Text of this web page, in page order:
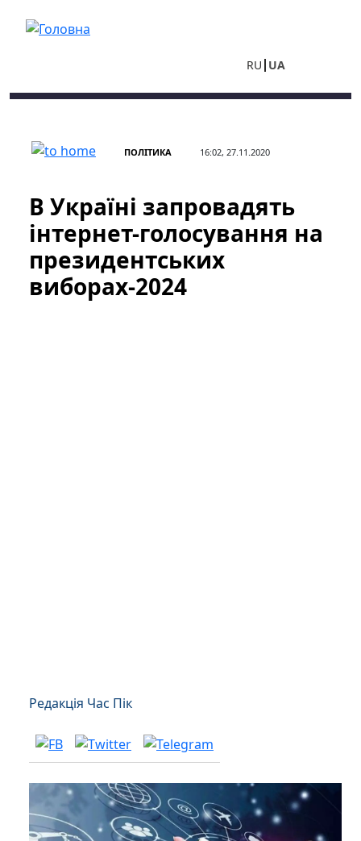
RU UA
ПОЛІТИКА 16:02, 27.11.2020
В Україні запровадять
інтернет-голосування на
президентських
виборах-2024
Редакція Час Пік